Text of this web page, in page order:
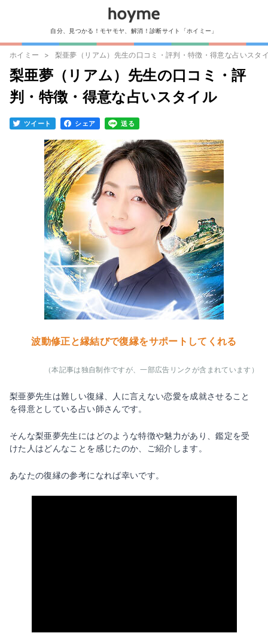
自分、見つかる！モヤモヤ、解消！診断サイト「ホイミー」
ホイミー 梨亜夢（リアム）先生の口コミ・評判・特徴・得意な占いスタ
梨亜夢（リアム）先生の口コミ・評
判・特徴・得意な占いスタイル
ツイート シェア 送る
波動修正と縁結びで復縁をサポートしてくれる
（本記事は独自制作ですが、一部広告リンクが含まれています）
梨亜夢先生は難しい復縁、人に言えない恋愛を成就させること
を得意としている占い師さんです。
そんな梨亜夢先生にはどのような特徴や魅力があり、鑑定を受
けた人はどんなことを感じたのか、ご紹介します。
あなたの復縁の参考になれば幸いです。